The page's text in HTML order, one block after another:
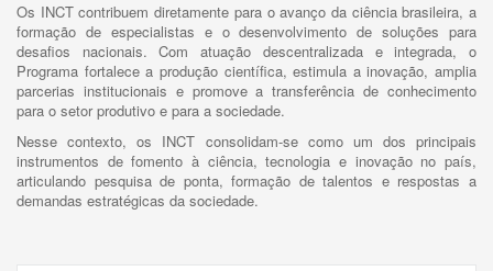
Os INCT contribuem diretamente para o avanço da ciência brasileira, a
formação de especialistas e o desenvolvimento de soluções para
desafios nacionais. Com atuação descentralizada e integrada, o
Programa fortalece a produção científica, estimula a inovação, amplia
parcerias institucionais e promove a transferência de conhecimento
para o setor produtivo e para a sociedade.
Nesse contexto, os INCT consolidam-se como um dos principais
instrumentos de fomento à ciência, tecnologia e inovação no país,
articulando pesquisa de ponta, formação de talentos e respostas a
demandas estratégicas da sociedade.